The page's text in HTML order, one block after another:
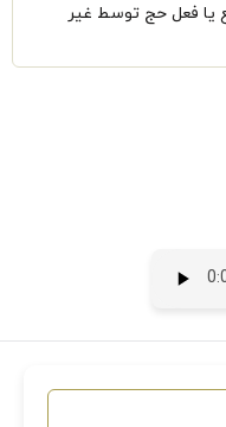
یا فعل حج توسط غیر